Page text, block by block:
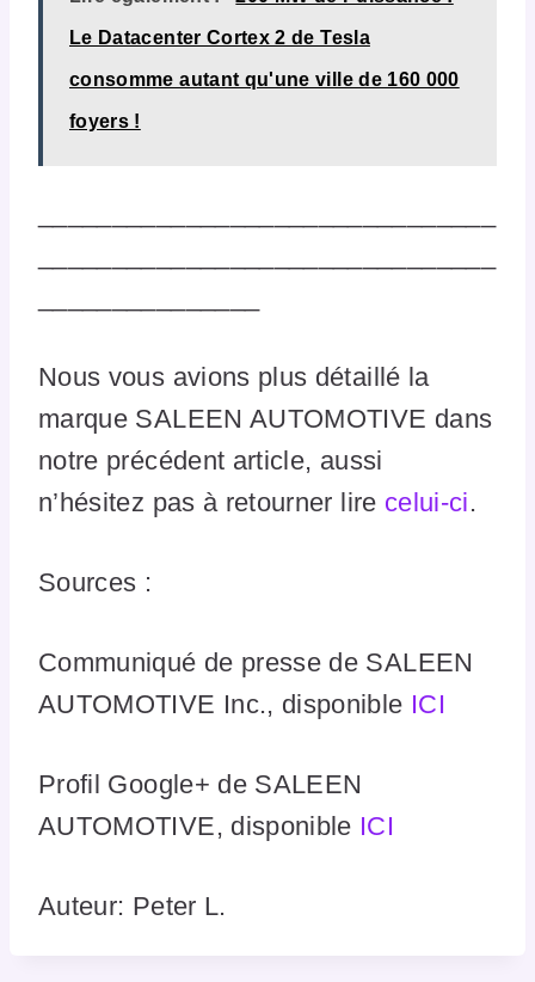
Le Datacenter Cortex 2 de Tesla
consomme autant qu'une ville de 160 000
foyers !
Nous vous avions plus détaillé la
marque SALEEN AUTOMOTIVE dans
notre précédent article, aussi
n’hésitez pas à retourner lire celui-ci.
Sources :
Communiqué de presse de SALEEN
AUTOMOTIVE Inc., disponible ICI
Profil Google+ de SALEEN
AUTOMOTIVE, disponible ICI
Auteur: Peter L.